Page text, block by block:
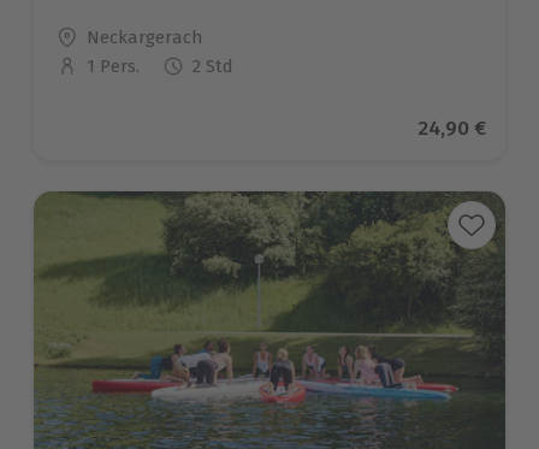
Standort
Neckargerach
Anzahl der Teilnehmer
1 Pers. 2 Std
Aktueller
24,90 €